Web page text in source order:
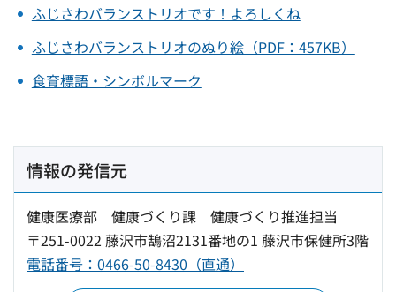
ふじさわバランストリオです！よろしくね
ふじさわバランストリオのぬり絵（PDF：457KB）
食育標語・シンボルマーク
情報の発信元
健康医療部 健康づくり課 健康づくり推進担当
〒251-0022 藤沢市鵠沼2131番地の1 藤沢市保健所3階
電話番号：0466-50-8430（直通）